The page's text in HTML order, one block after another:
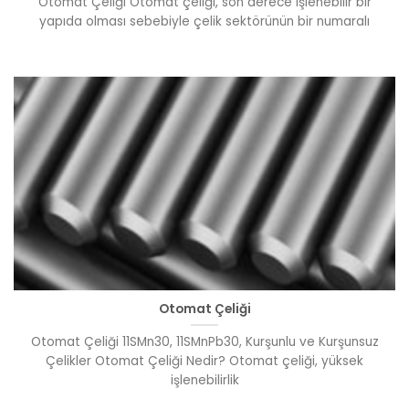
yapıda olması sebebiyle çelik sektörünün bir numaralı
Otomat Çeliği
Otomat Çeliği 11SMn30, 11SMnPb30, Kurşunlu ve Kurşunsuz
Çelikler Otomat Çeliği Nedir? Otomat çeliği, yüksek
işlenebilirlik